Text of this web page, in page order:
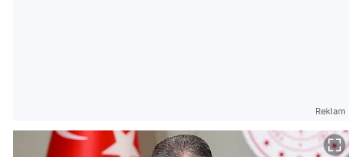
Reklam